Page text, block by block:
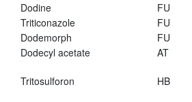
Dodine
FU
Triticonazole
FU
Dodemorph
FU
Dodecyl acetate
AT
Tritosulforon HB